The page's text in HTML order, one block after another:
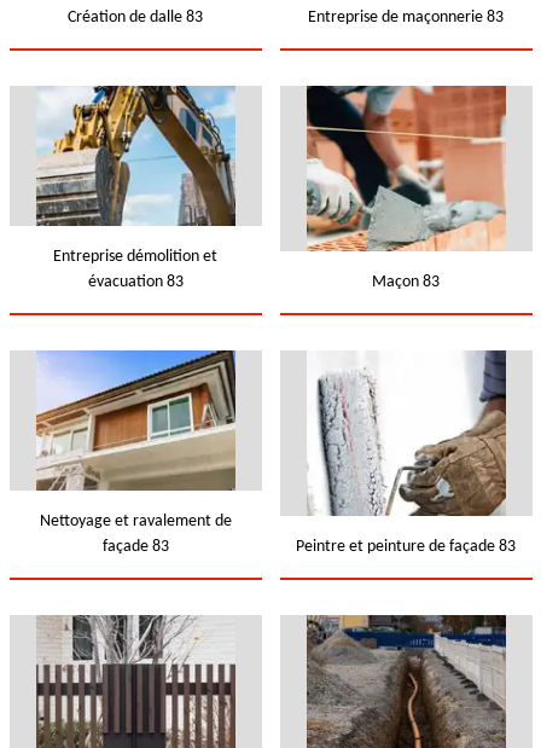
Création de dalle 83 Entreprise de maçonnerie 83
Entreprise démolition et
évacuation 83
Maçon 83
Nettoyage et ravalement de
façade 83
Peintre et peinture de façade 83